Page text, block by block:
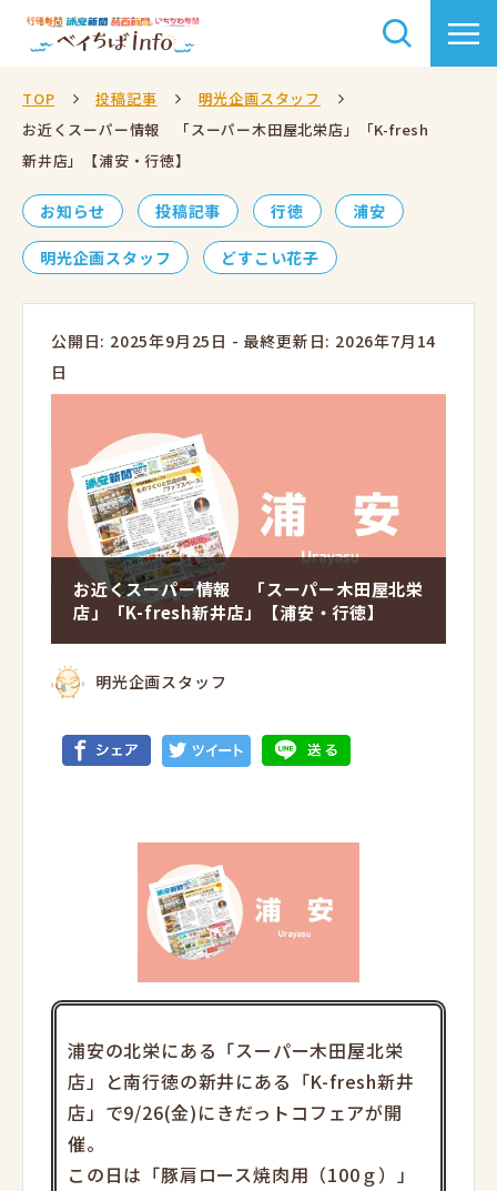
TOP 投稿記事
明光企画スタッフ
お近くスーパー情報 「スーパー木田屋北栄店」「K-fresh
新井店」【浦安・行徳】
お知らせ 投稿記事 行徳 浦安
明光企画スタッフ どすこい花子
公開日: 2025年9月25日 - 最終更新日: 2026年7月14
日
お近くスーパー情報 「スーパー木田屋北栄
店」「K-fresh新井店」【浦安・行徳】
明光企画スタッフ
浦安の北栄にある「スーパー木田屋北栄
店」と南行徳の新井にある「K-fresh新井
店」で9/26(金)にきだっトコフェアが開
催。
この日は「豚肩ロース焼肉用（100ｇ）」